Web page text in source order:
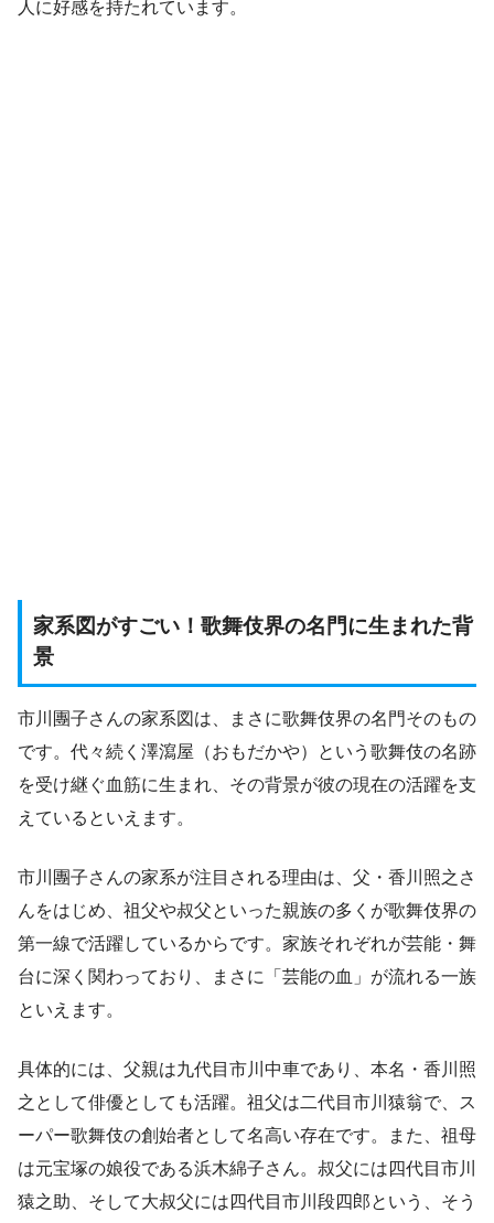
人に好感を持たれています。
家系図がすごい！歌舞伎界の名門に生まれた背
景
市川團子さんの家系図は、まさに歌舞伎界の名門そのもの
です。代々続く澤瀉屋（おもだかや）という歌舞伎の名跡
を受け継ぐ血筋に生まれ、その背景が彼の現在の活躍を支
えているといえます。
市川團子さんの家系が注目される理由は、父・香川照之さ
んをはじめ、祖父や叔父といった親族の多くが歌舞伎界の
第一線で活躍しているからです。家族それぞれが芸能・舞
台に深く関わっており、まさに「芸能の血」が流れる一族
といえます。
具体的には、父親は九代目市川中車であり、本名・香川照
之として俳優としても活躍。祖父は二代目市川猿翁で、ス
ーパー歌舞伎の創始者として名高い存在です。また、祖母
は元宝塚の娘役である浜木綿子さん。叔父には四代目市川
猿之助、そして大叔父には四代目市川段四郎という、そう